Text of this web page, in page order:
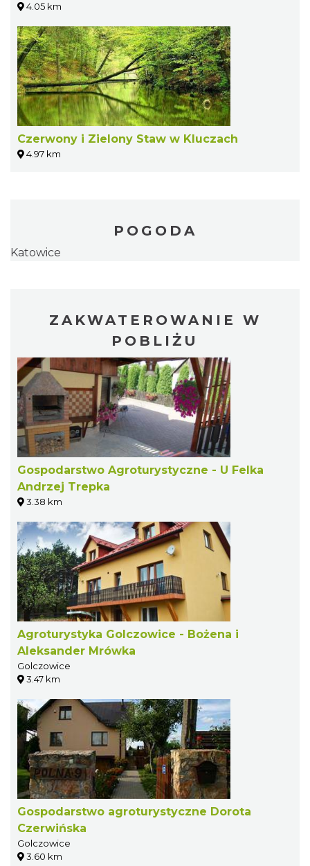
4.05 km
Czerwony i Zielony Staw w Kluczach
4.97 km
POGODA
Katowice
ZAKWATEROWANIE W
POBLIŻU
Gospodarstwo Agroturystyczne - U Felka
Andrzej Trepka
3.38 km
Agroturystyka Golczowice - Bożena i
Aleksander Mrówka
Golczowice
3.47 km
Gospodarstwo agroturystyczne Dorota
Czerwińska
Golczowice
3.60 km